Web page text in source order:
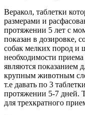
Веракол, таблетки
размерами и
протяжении 5 лет с
показан в дозировке,
собак мелких пород и
необходимости
являются показанием
крупным животным
т.е давать по 3
протяжении 5-7 дней.
для трехкратного